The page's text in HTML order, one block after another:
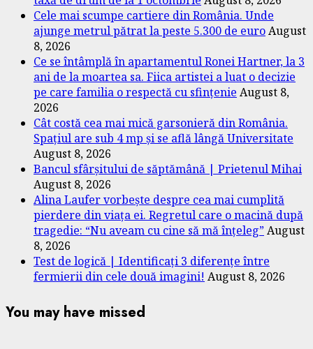
Cele mai scumpe cartiere din România. Unde
ajunge metrul pătrat la peste 5.300 de euroAugust
8, 2026
Ce se întâmplă în apartamentul Ronei Hartner, la 3
ani de la moartea sa. Fiica artistei a luat o decizie
pe care familia o respectă cu sfințenie August 8,
2026
Cât costă cea mai mică garsonieră din România.
Spațiul are sub 4 mp și se află lângă Universitate
August 8, 2026
Bancul sfârșitului de săptămână | Prietenul Mihai
August 8, 2026
Alina Laufer vorbește despre cea mai cumplită
pierdere din viața ei. Regretul care o macină după
tragedie: “Nu aveam cu cine să mă înțeleg”August
8, 2026
Test de logică | Identificați 3 diferențe între
fermierii din cele două imagini! August 8, 2026
You may have missed